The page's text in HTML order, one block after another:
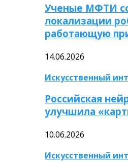
Ученые МФТИ
локализации
работающую
14.06.2026
Искусственный
Российская
улучшила
10.06.2026
Искусственный